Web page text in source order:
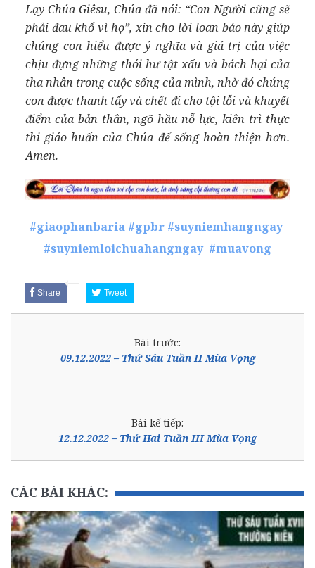
Lạy Chúa Giêsu, Chúa đã nói: “Con Người cũng sẽ
phải đau khổ vì họ”, xin cho lời loan báo này giúp
chúng con hiểu được ý nghĩa và giá trị của việc
chịu đựng những thói hư tật xấu và bách hại của
tha nhân trong cuộc sống của mình, nhờ đó chúng
con được thanh tẩy và chết đi cho tội lỗi và khuyết
điểm của bản thân, ngõ hầu nỗ lực, kiên trì thực
thi giáo huấn của Chúa để sống hoàn thiện hơn.
Amen.
#giaophanbaria #gpbr #suyniemhangngay
#suyniemloichuahangngay #muavong
Share Tweet
Bài trước:
09.12.2022 – Thứ Sáu Tuần II Mùa Vọng
Bài kế tiếp:
12.12.2022 – Thứ Hai Tuần III Mùa Vọng
CÁC BÀI KHÁC: